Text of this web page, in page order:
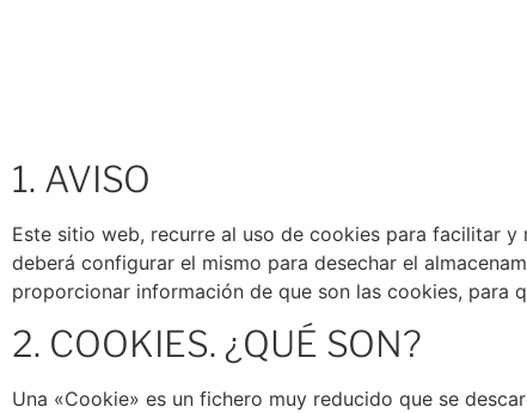
1. AVISO
Este sitio web, recurre al uso de cookies para facilitar
deberá configurar el mismo para desechar el
proporcionar información de que son las cookies, para
2. COOKIES. ¿QUÉ SON?
Una «Cookie» es un fichero muy reducido que se